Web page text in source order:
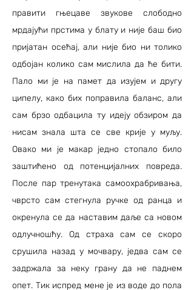
правити гњецаве звукове слободно
мрдајући прстима у блату и није баш био
пријатан осећај, али није био ни толико
одбојан колико сам мислила да ће бити.
Пало ми је на памет да изујем и другу
ципелу, како бих поправила баланс, али
сам брзо одбацила ту идеју обзиром да
нисам знала шта се све крије у муљу.
Овако ми је макар једно стопало било
заштићено од потенцијалних повреда.
После пар тренутака самоохрабривања,
чврсто сам стегнула ручке од ранца и
окренула се да наставим даље са новом
одлучношћу. Од страха сам се скоро
срушила назад у мочвару, једва сам се
задржала за неку грану да не паднем
опет. Тик испред мене је из воде до пола